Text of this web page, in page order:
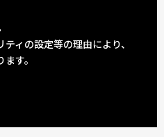
ィの設定等の理由により、
す。